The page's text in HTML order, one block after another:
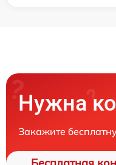
Нужна
Закажите